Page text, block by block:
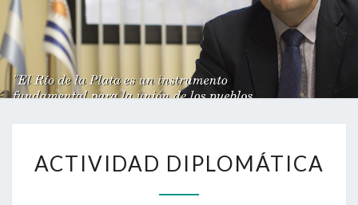
FELIPE
C
I
ACTIVIDAD DIPLOMÁTICA